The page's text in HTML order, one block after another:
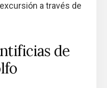
a través de
de